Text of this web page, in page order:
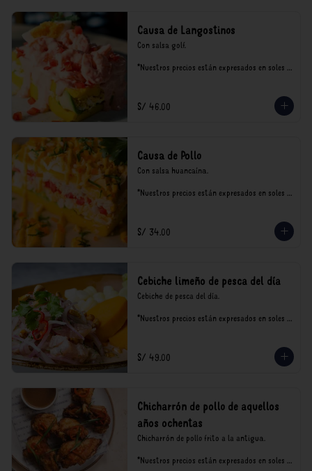
Causa de Langostinos
Con salsa golf.
*Nuestros precios están expresados en soles e
S/ 46.00
Causa de Pollo
Con salsa huancaína.
*Nuestros precios están expresados en soles e
S/ 34.00
Cebiche limeño de pesca del día
Cebiche de pesca del día.
*Nuestros precios están expresados en soles e
S/ 49.00
Chicharrón de pollo de aquellos
años ochentas
Chicharrón de pollo frito a la antigua.
*Nuestros precios están expresados en soles e